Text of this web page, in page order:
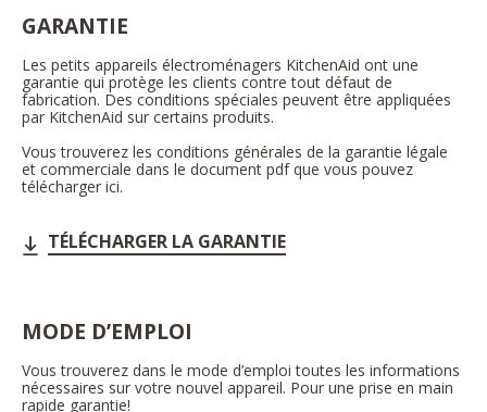
GARANTIE
Les petits appareils électroménagers KitchenAid ont une
garantie qui protège les clients contre tout défaut de
fabrication. Des conditions spéciales peuvent être appliquées
par KitchenAid sur certains produits.
Vous trouverez les conditions générales de la garantie légale
et commerciale dans le document pdf que vous pouvez
télécharger ici.
TÉLÉCHARGER LA GARANTIE
MODE D’EMPLOI
Vous trouverez dans le mode d’emploi toutes les informations
nécessaires sur votre nouvel appareil. Pour une prise en main
rapide garantie!